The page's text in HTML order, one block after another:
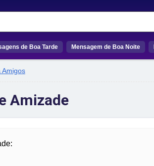
de Boa Tarde Mensagem de Boa Noite
Amigos
Amizade